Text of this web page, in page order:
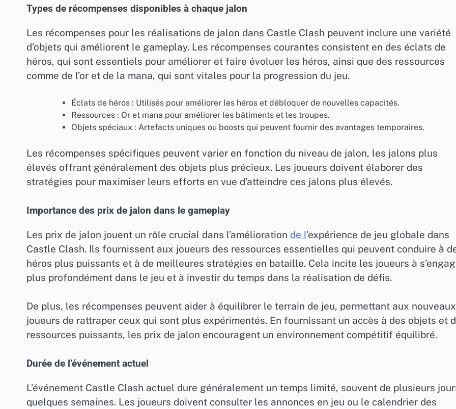
Types de récompenses disponibles à chaque jalon
Les récompenses pour les réalisations de jalon dans Castle Clash peuvent inclure une variété
d’objets qui améliorent le gameplay. Les récompenses courantes consistent en des éclats de
héros, qui sont essentiels pour améliorer et faire évoluer les héros, ainsi que des ressources
comme de l’or et de la mana, qui sont vitales pour la progression du jeu.
Éclats de héros : Utilisés pour améliorer les héros et débloquer de nouvelles capacités.
Ressources : Or et mana pour améliorer les bâtiments et les troupes.
Objets spéciaux : Artefacts uniques ou boosts qui peuvent fournir des avantages temporaires.
Les récompenses spécifiques peuvent varier en fonction du niveau de jalon, les jalons plus
élevés offrant généralement des objets plus précieux. Les joueurs doivent élaborer des
stratégies pour maximiser leurs efforts en vue d’atteindre ces jalons plus élevés.
Importance des prix de jalon dans le gameplay
Les prix de jalon jouent un rôle crucial dans l’amélioration de l’expérience de jeu globale dans
Castle Clash. Ils fournissent aux joueurs des ressources essentielles qui peuvent conduire à
héros plus puissants et à de meilleures stratégies en bataille. Cela incite les joueurs à
plus profondément dans le jeu et à investir du temps dans la réalisation de défis.
De plus, les récompenses peuvent aider à équilibrer le terrain de jeu, permettant aux nouveaux
joueurs de rattraper ceux qui sont plus expérimentés. En fournissant un accès à des objets et
ressources puissants, les prix de jalon encouragent un environnement compétitif équilibré.
Durée de l’événement actuel
L’événement Castle Clash actuel dure généralement un temps limité, souvent de plusieurs
quelques semaines. Les joueurs doivent consulter les annonces en jeu ou le calendrier des